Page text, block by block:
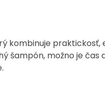
praktickosť,
šampón, možno je čas